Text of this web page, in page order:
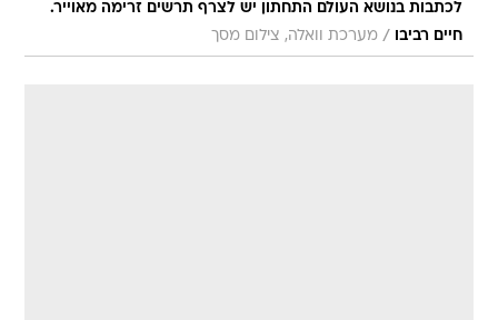
לכתבות בנושא העולם התחתון יש לצרף תרשים זרימה מאוייר.
חיים רביבו
/ מערכת וואלה, צילום מסך